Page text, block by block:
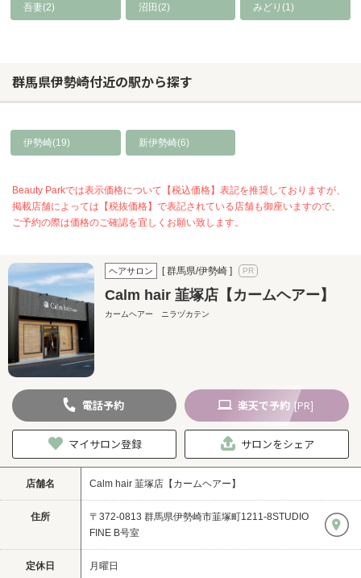
吾妻(2) 沼田(2) みどり(1)
群馬県伊勢崎付近の駅から探す
伊勢崎(19) 新伊勢崎(6)
Beauty Parkでは表示価格について【税込価格】表記を推奨しておりますが、
掲載店舗によっては【税抜価格】で表記されている店舗も御座いますので、
ご予約の際は価格のご確認を宜しくお願い致します。
ヘアサロン [ 群馬県/伊勢崎 ]
Calm hair 韮塚店【カームヘアー】
カームヘアー ニラヅカテン
電話予約 楽天で予約 [PR]
マイサロン登録 サロンをシェア
店舗名 Calm hair 韮塚店【カームヘアー】
住所
〒372-0813 群馬県伊勢崎市韮塚町1211-8STUDIO
FINE B号室
定休日 月曜日